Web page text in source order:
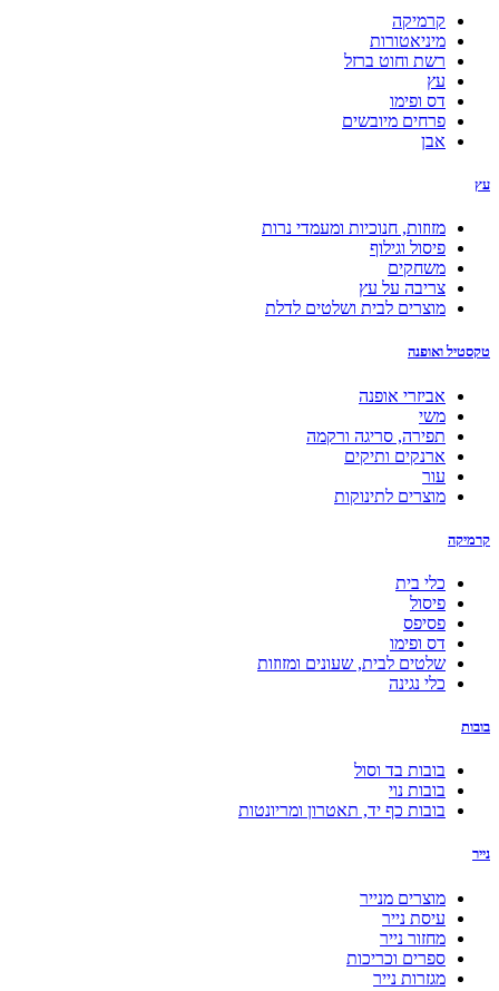
קרמיקה
מיניאטורות
רשת וחוט ברזל
עץ
דס ופימו
פרחים מיובשים
אבן
עץ
מזוזות, חנוכיות ומעמדי נרות
פיסול וגילוף
משחקים
צריבה על עץ
מוצרים לבית ושלטים לדלת
טקסטיל ואופנה
אביזרי אופנה
משי
תפירה, סריגה ורקמה
ארנקים ותיקים
עור
מוצרים לתינוקות
קרמיקה
כלי בית
פיסול
פסיפס
דס ופימו
שלטים לבית, שעונים ומזוזות
כלי נגינה
בובות
בובות בד וסול
בובות נוי
בובות כף יד, תאטרון ומריונטות
נייר
מוצרים מנייר
עיסת נייר
מחזור נייר
ספרים וכריכות
מגזרות נייר